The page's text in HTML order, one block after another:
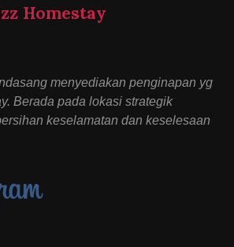
Homestay
menyediakan penginapan yg
Berada pada lokasi strategik
keselamatan dan keselesaan